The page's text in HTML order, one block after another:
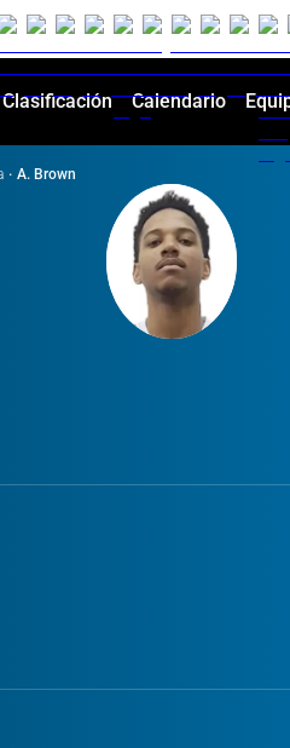
Clasificación Calendario
· A. Brown